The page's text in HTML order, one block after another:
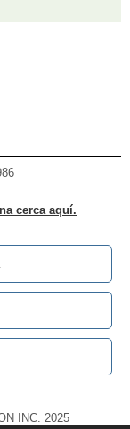
cerca aquí.
INC. 2025